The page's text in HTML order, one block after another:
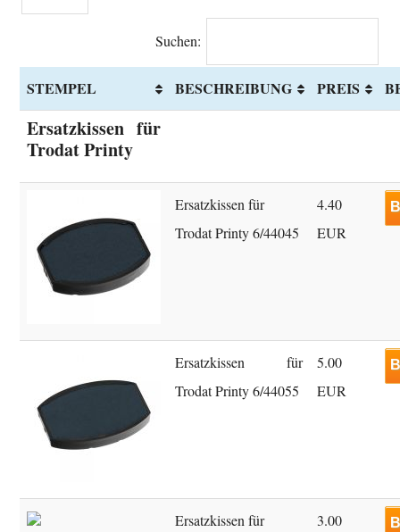
Suchen:
STEMPEL BESCHREIBUNG PREIS
Ersatzkissen für
Trodat Printy
Ersatzkissen für
Trodat Printy 6/44045
4.40
EUR
Ersatzkissen für
Trodat Printy 6/44055
5.00
EUR
Ersatzkissen für
3.00